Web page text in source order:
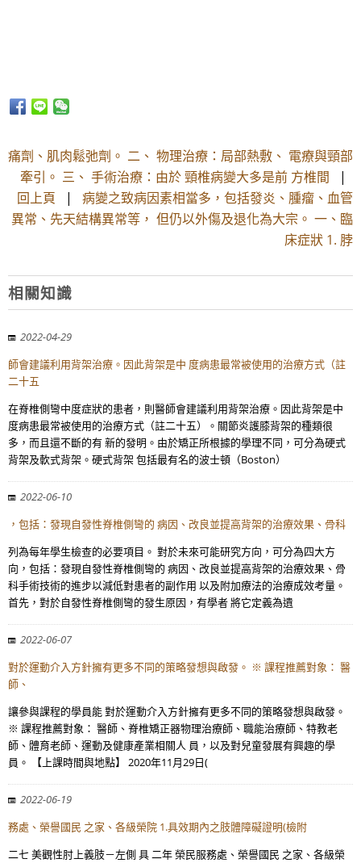
痛劑、肌肉鬆弛劑。 二、 物理治療：局部熱敷、 電療與頸部
牽引。 三、 手術治療：由於 頸椎病變大多是前 方椎間 |
回上頁 | 病變之致病因素相當多，包括發炎、腫瘤、血管
異常、先天結構異常等， 但仍以外傷及退化為大宗。 一、臨
床症狀 1. 脖
相關知識
2022-04-29
師會建議利用背架治療。因此背架是中 度病患最常被使用的治療方式（註
二十五
在脊椎側彎中度症狀的患者，則醫師會建議利用背架治療。因此背架是中
度病患最常被使用的治療方式（註二十五）。關節炎護膝背架的種類很
多，而且還不斷的有 新的發明。由於矯正所根據的學理不同，可分為硬式
背架及軟式背架。硬式背架 包括最有名的波士頓（Boston）
2022-06-10
，包括：發現自發性脊椎側彎的 病因、改良並提高背架的治療效果、骨科
列為每年學生檢查的必要項目。 對於未來可能研究方向，可分為四大方
向，包括：發現自發性脊椎側彎的 病因、改良並提高背架的治療效果、骨
科手術技術的進步以減低對患者的副作用 以及附加療法的治療成效考量。
首先，對於自發性脊椎側彎的發生原因，有學者 將它定義為遺
2022-06-07
對於運動介入方針擁有更多不同的策略發想與啟發。 ※ 課程推薦對象： 醫
師、
讓參與課程的學員能 對於運動介入方針擁有更多不同的策略發想與啟發。
※ 課程推薦對象： 醫師、脊椎矯正器物理治療師、職能治療師、特教老
師、體育老師、運動及健康產業相關人 員，以及對兒童發展有興趣的學
員。 【上課時間與地點】 2020年11月29日(
2022-06-19
務處、榮譽國民 之家、各級榮院 1.具效期內之肢體障礙證明(檢附
二七 美觀性肘上義肢－左側 具 二年 榮民服務處、榮譽國民 之家、各級榮